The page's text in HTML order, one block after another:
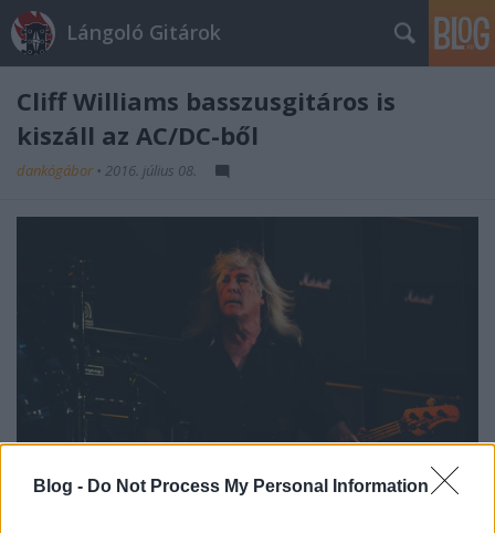
Blog - Do Not Process My Personal Information
Lángoló Gitárok
Cliff Williams basszusgitáros is
kiszáll az AC/DC-ből
dankógábor • 2016. július 08.